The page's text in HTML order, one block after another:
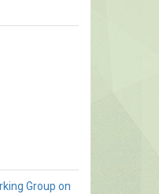
Group on